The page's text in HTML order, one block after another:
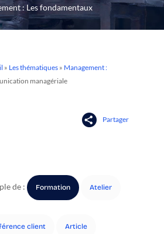
: Les fondamentaux
» Les thématiques» Management :
managériale
Partager
de : Formation Atelier
client Article